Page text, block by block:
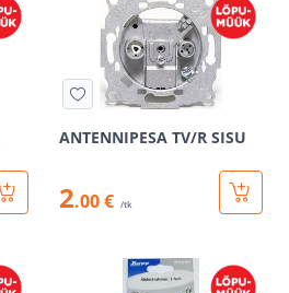
ANTENNIPESA TV/R SISU
2.00 € /tk